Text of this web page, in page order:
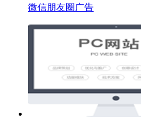
微信朋友圈广告